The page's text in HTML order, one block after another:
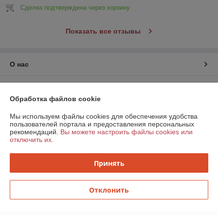
Сделка подтверждена через корзину
Показать все отзывы
О нас
График работы
Полная версия сайта
Политика обработки cookies
Сайт создан на платформе Deal.by
Обработка файлов cookie
Мы используем файлы cookies для обеспечения удобства
пользователей портала и предоставления персональных
рекомендаций. Вы можете настроить файлы cookies или
отключить их.
Принять
Отклонить